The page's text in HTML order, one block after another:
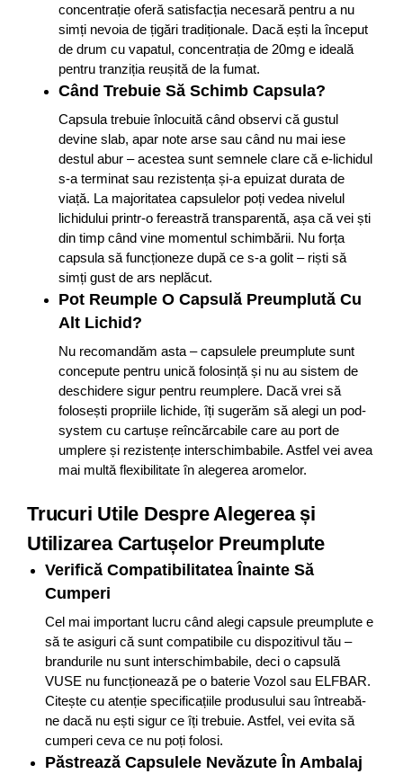
concentrație oferă satisfacția necesară pentru a nu
simți nevoia de țigări tradiționale. Dacă ești la început
de drum cu vapatul, concentrația de 20mg e ideală
pentru tranziția reușită de la fumat.
Când Trebuie Să Schimb Capsula?
Capsula trebuie înlocuită când observi că gustul
devine slab, apar note arse sau când nu mai iese
destul abur – acestea sunt semnele clare că e-lichidul
s-a terminat sau rezistența și-a epuizat durata de
viață. La majoritatea capsulelor poți vedea nivelul
lichidului printr-o fereastră transparentă, așa că vei ști
din timp când vine momentul schimbării. Nu forța
capsula să funcționeze după ce s-a golit – riști să
simți gust de ars neplăcut.
Pot Reumple O Capsulă Preumplută Cu
Alt Lichid?
Nu recomandăm asta – capsulele preumplute sunt
concepute pentru unică folosință și nu au sistem de
deschidere sigur pentru reumplere. Dacă vrei să
folosești propriile lichide, îți sugerăm să alegi un pod-
system cu cartușe reîncărcabile care au port de
umplere și rezistențe interschimbabile. Astfel vei avea
mai multă flexibilitate în alegerea aromelor.
Trucuri Utile Despre Alegerea și
Utilizarea Cartușelor Preumplute
Verifică Compatibilitatea Înainte Să
Cumperi
Cel mai important lucru când alegi capsule preumplute e
să te asiguri că sunt compatibile cu dispozitivul tău –
brandurile nu sunt interschimbabile, deci o capsulă
VUSE nu funcționează pe o baterie Vozol sau ELFBAR.
Citește cu atenție specificațiile produsului sau întreabă-
ne dacă nu ești sigur ce îți trebuie. Astfel, vei evita să
cumperi ceva ce nu poți folosi.
Păstrează Capsulele Nevăzute În Ambalaj